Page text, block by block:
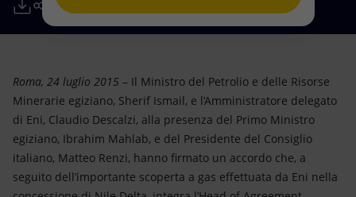
Modello satellitare
Innovazione
Scenari energetici
Attività nel mondo
Roma, 24 luglio 2015 – Il Ministro del Petrolio e delle Risorse
Minerarie egiziano, Sherif Ismail, e l’Amministratore delegato
di Eni, Claudio Descalzi, alla presenza del Primo Ministro
egiziano, Ibrahim Mahlab, e del Presidente del Consiglio
italiano, Matteo Renzi, hanno firmato un accordo che, a
seguito dell’importante scoperta a gas effettuata da Eni nella